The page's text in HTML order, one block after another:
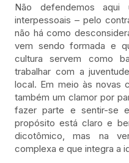
Não defendemos aqui
interpessoais – pelo
não há como
vem sendo formada e
cultura servem como
trabalhar com a
local. Em meio às novas
também um clamor por
fazer parte e sentir-se
propósito está claro e
dicotômico, mas na
complexa e que integra a